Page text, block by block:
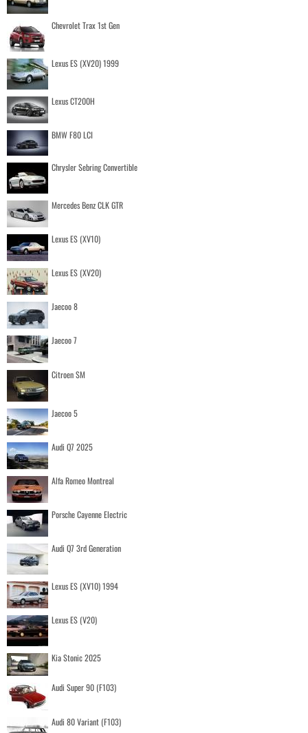
Chevrolet Trax 1st Gen
Lexus ES (XV20) 1999
Lexus CT200H
BMW F80 LCI
Chrysler Sebring Convertible
Mercedes Benz CLK GTR
Lexus ES (XV10)
Lexus ES (XV20)
Jaecoo 8
Jaecoo 7
Citroen SM
Jaecoo 5
Audi Q7 2025
Alfa Romeo Montreal
Porsche Cayenne Electric
Audi Q7 3rd Generation
Lexus ES (XV10) 1994
Lexus ES (V20)
Kia Stonic 2025
Audi Super 90 (F103)
Audi 80 Variant (F103)